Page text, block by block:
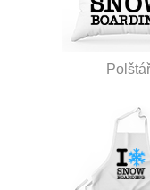
Polštář